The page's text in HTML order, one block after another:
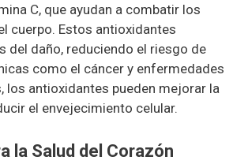
C, que ayudan a combatir los
cuerpo. Estos antioxidantes
del daño, reduciendo el riesgo de
como el cáncer y enfermedades
los antioxidantes pueden mejorar la
el envejecimiento celular.
la Salud del Corazón